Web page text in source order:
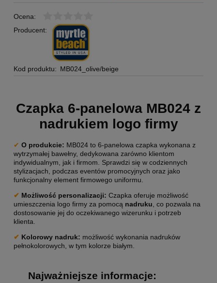
Ocena:
Producent:
Kod produktu: MB024_olive/beige
Czapka 6-panelowa MB024 z
nadrukiem logo firmy
✔ O produkcie: MB024 to 6-panelowa czapka wykonana z
wytrzymałej bawełny, dedykowana zarówno klientom
indywidualnym, jak i firmom. Sprawdzi się w codziennych
stylizacjach, podczas eventów promocyjnych oraz jako
funkcjonalny element firmowego uniformu.
✔ Możliwość personalizacji: Czapka oferuje możliwość
umieszczenia logo firmy za pomocą nadruku, co pozwala na
dostosowanie jej do oczekiwanego wizerunku i potrzeb
klienta.
✔ Kolorowy nadruk: możliwość wykonania nadruków
pełnokolorowych, w tym kolorze białym.
Najważniejsze informacje: